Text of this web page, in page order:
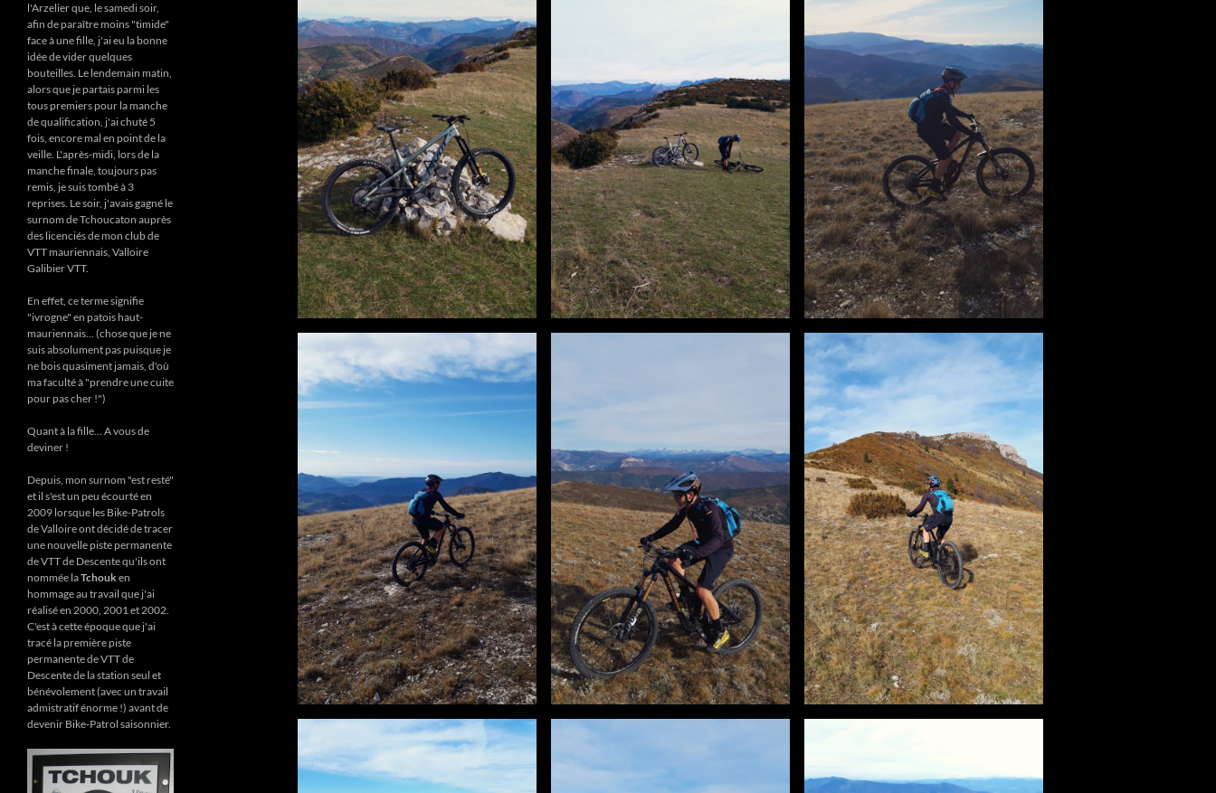
l'Arzelier que, le samedi soir,
afin de paraître moins "timide"
face à une fille, j'ai eu la bonne
idée de vider quelques
bouteilles. Le lendemain matin,
alors que je partais parmi les
tous premiers pour la manche
de qualification, j'ai chuté 5
fois, encore mal en point de la
veille. L'après-midi, lors de la
manche finale, toujours pas
remis, je suis tombé à 3
reprises. Le soir, j'avais gagné le
surnom de Tchoucaton auprès
des licenciés de mon club de
VTT mauriennais, Valloire
Galibier VTT.
En effet, ce terme signifie
"ivrogne" en patois haut-
mauriennais... (chose que je ne
suis absolument pas puisque je
ne bois quasiment jamais, d'où
ma faculté à "prendre une cuite
pour pas cher !")
Quant à la fille... A vous de
deviner !
Depuis, mon surnom "est resté"
et il s'est un peu écourté en
2009 lorsque les Bike-Patrols
de Valloire ont décidé de tracer
une nouvelle piste permanente
de VTT de Descente qu'ils ont
nommée laTchouken
hommage au travail que j'ai
réalisé en 2000, 2001 et 2002.
C'est à cette époque que j'ai
tracé la première piste
permanente de VTT de
Descente de la station seul et
bénévolement (avec un travail
admistratif énorme !) avant de
devenir Bike-Patrol saisonnier.